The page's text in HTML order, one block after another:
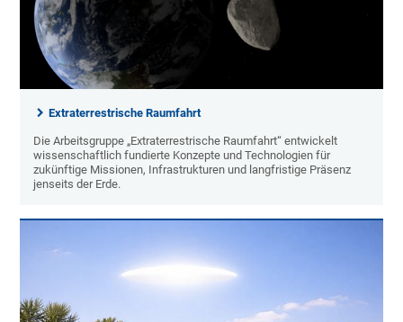
Extraterrestrische Raumfahrt
Die Arbeitsgruppe „Extraterrestrische Raumfahrt“ entwickelt
wissenschaftlich fundierte Konzepte und Technologien für
zukünftige Missionen, Infrastrukturen und langfristige Präsenz
jenseits der Erde.